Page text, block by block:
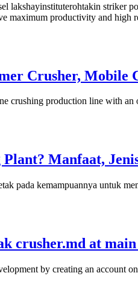
lakshayinstituterohtakin striker
maximum productivity and high
Crusher, Mobile
crushing production line with
Manfaat,
pada kemampuannya untuk
crusher.md at
by creating an account